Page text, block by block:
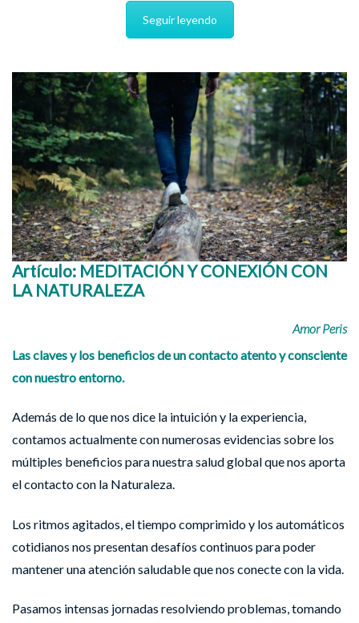
Seguir leyendo
Artículo: MEDITACIÓN Y CONEXIÓN CON
LA NATURALEZA
Amor Peris
Las claves y los beneficios de un contacto atento y consciente
con nuestro entorno.
Además de lo que nos dice la intuición y la experiencia,
contamos actualmente con numerosas evidencias sobre los
múltiples beneficios para nuestra salud global que nos aporta
el contacto con la Naturaleza.
Los ritmos agitados, el tiempo comprimido y los automáticos
cotidianos nos presentan desafíos continuos para poder
mantener una atención saludable que nos conecte con la vida.
Pasamos intensas jornadas resolviendo problemas, tomando